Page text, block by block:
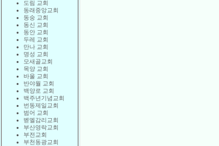
도림 교회
동래중앙교회
동숭 교회
동신 교회
동안 교회
두레 교회
만나 교회
명성 교회
모새골교회
목양 교회
바울 교회
반야월 교회
백양로 교회
백주년기념교회
번동제일교회
범어 교회
벧엘감리교회
부산영락교회
부전교회
부천동광교회